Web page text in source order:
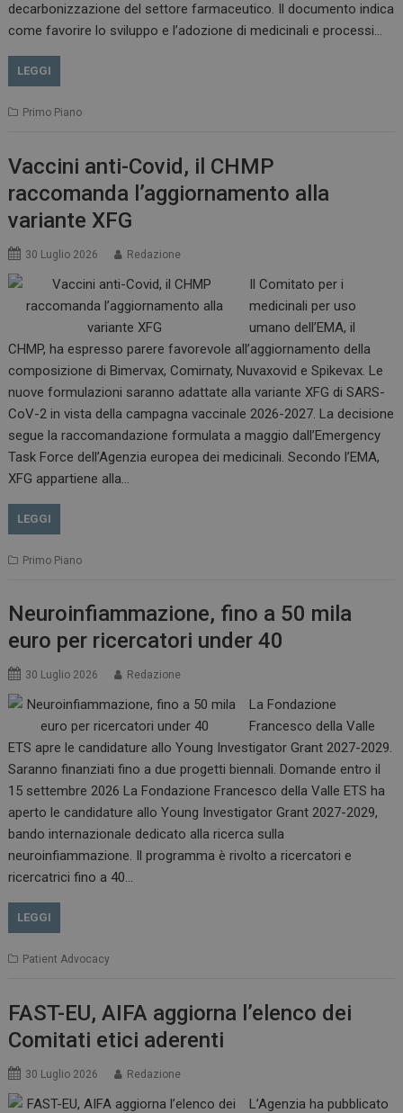
decarbonizzazione del settore farmaceutico. Il documento indica
come favorire lo sviluppo e l’adozione di medicinali e processi…
LEGGI
Primo Piano
Vaccini anti-Covid, il CHMP
raccomanda l’aggiornamento alla
variante XFG
30 Luglio 2026 Redazione
Il Comitato per i
medicinali per uso
umano dell’EMA, il
CHMP, ha espresso parere favorevole all’aggiornamento della
composizione di Bimervax, Comirnaty, Nuvaxovid e Spikevax. Le
nuove formulazioni saranno adattate alla variante XFG di SARS-
CoV-2 in vista della campagna vaccinale 2026-2027. La decisione
segue la raccomandazione formulata a maggio dall’Emergency
Task Force dell’Agenzia europea dei medicinali. Secondo l’EMA,
XFG appartiene alla…
LEGGI
Primo Piano
Neuroinfiammazione, fino a 50 mila
euro per ricercatori under 40
30 Luglio 2026 Redazione
La Fondazione
Francesco della Valle
ETS apre le candidature allo Young Investigator Grant 2027-2029.
Saranno finanziati fino a due progetti biennali. Domande entro il
15 settembre 2026 La Fondazione Francesco della Valle ETS ha
aperto le candidature allo Young Investigator Grant 2027-2029,
bando internazionale dedicato alla ricerca sulla
neuroinfiammazione. Il programma è rivolto a ricercatori e
ricercatrici fino a 40…
LEGGI
Patient Advocacy
FAST-EU, AIFA aggiorna l’elenco dei
Comitati etici aderenti
30 Luglio 2026 Redazione
L’Agenzia ha pubblicato
tracking-sites-
www.dailyhealthindustry.it
2 giorni
ARRAffinity
Microsoft Corporation
.www.dailyhealthindustry.it
Sessione
_ga_Z2VT792F98
tracking-sites-
ironfish-tracking-
enable
www.dailyhealthindustry.it
4
settimane
2 giorni
CookieScriptConsent